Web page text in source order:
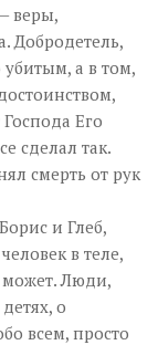
веры,
Добродетель,
а в том,
Его
сделал так.
смерть от рук
и Глеб,
в теле,
может. Люди,
о
всем, просто